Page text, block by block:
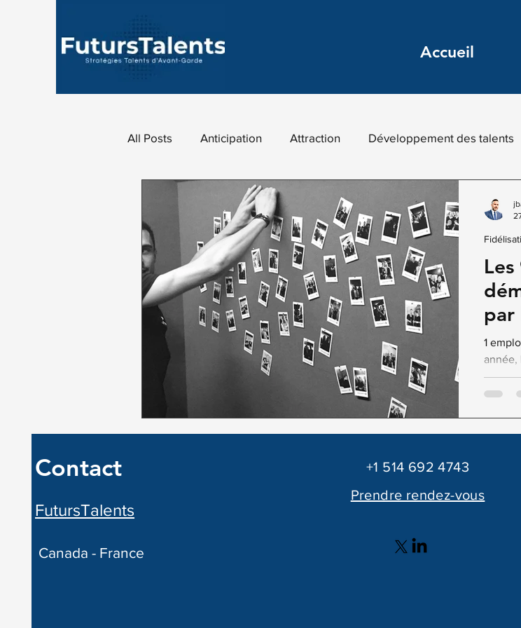
Accueil
All Posts Anticipation Attraction Développement des talents
Fidélisation
Marketing des talents Marketing digital RH
Marque employeur Revues digitales Marketing RH
Stratégie Talents du futur
par
1
année,
Contact
FutursTalents
Canada - France
+1 514 692 4743
Prendre rendez-vous